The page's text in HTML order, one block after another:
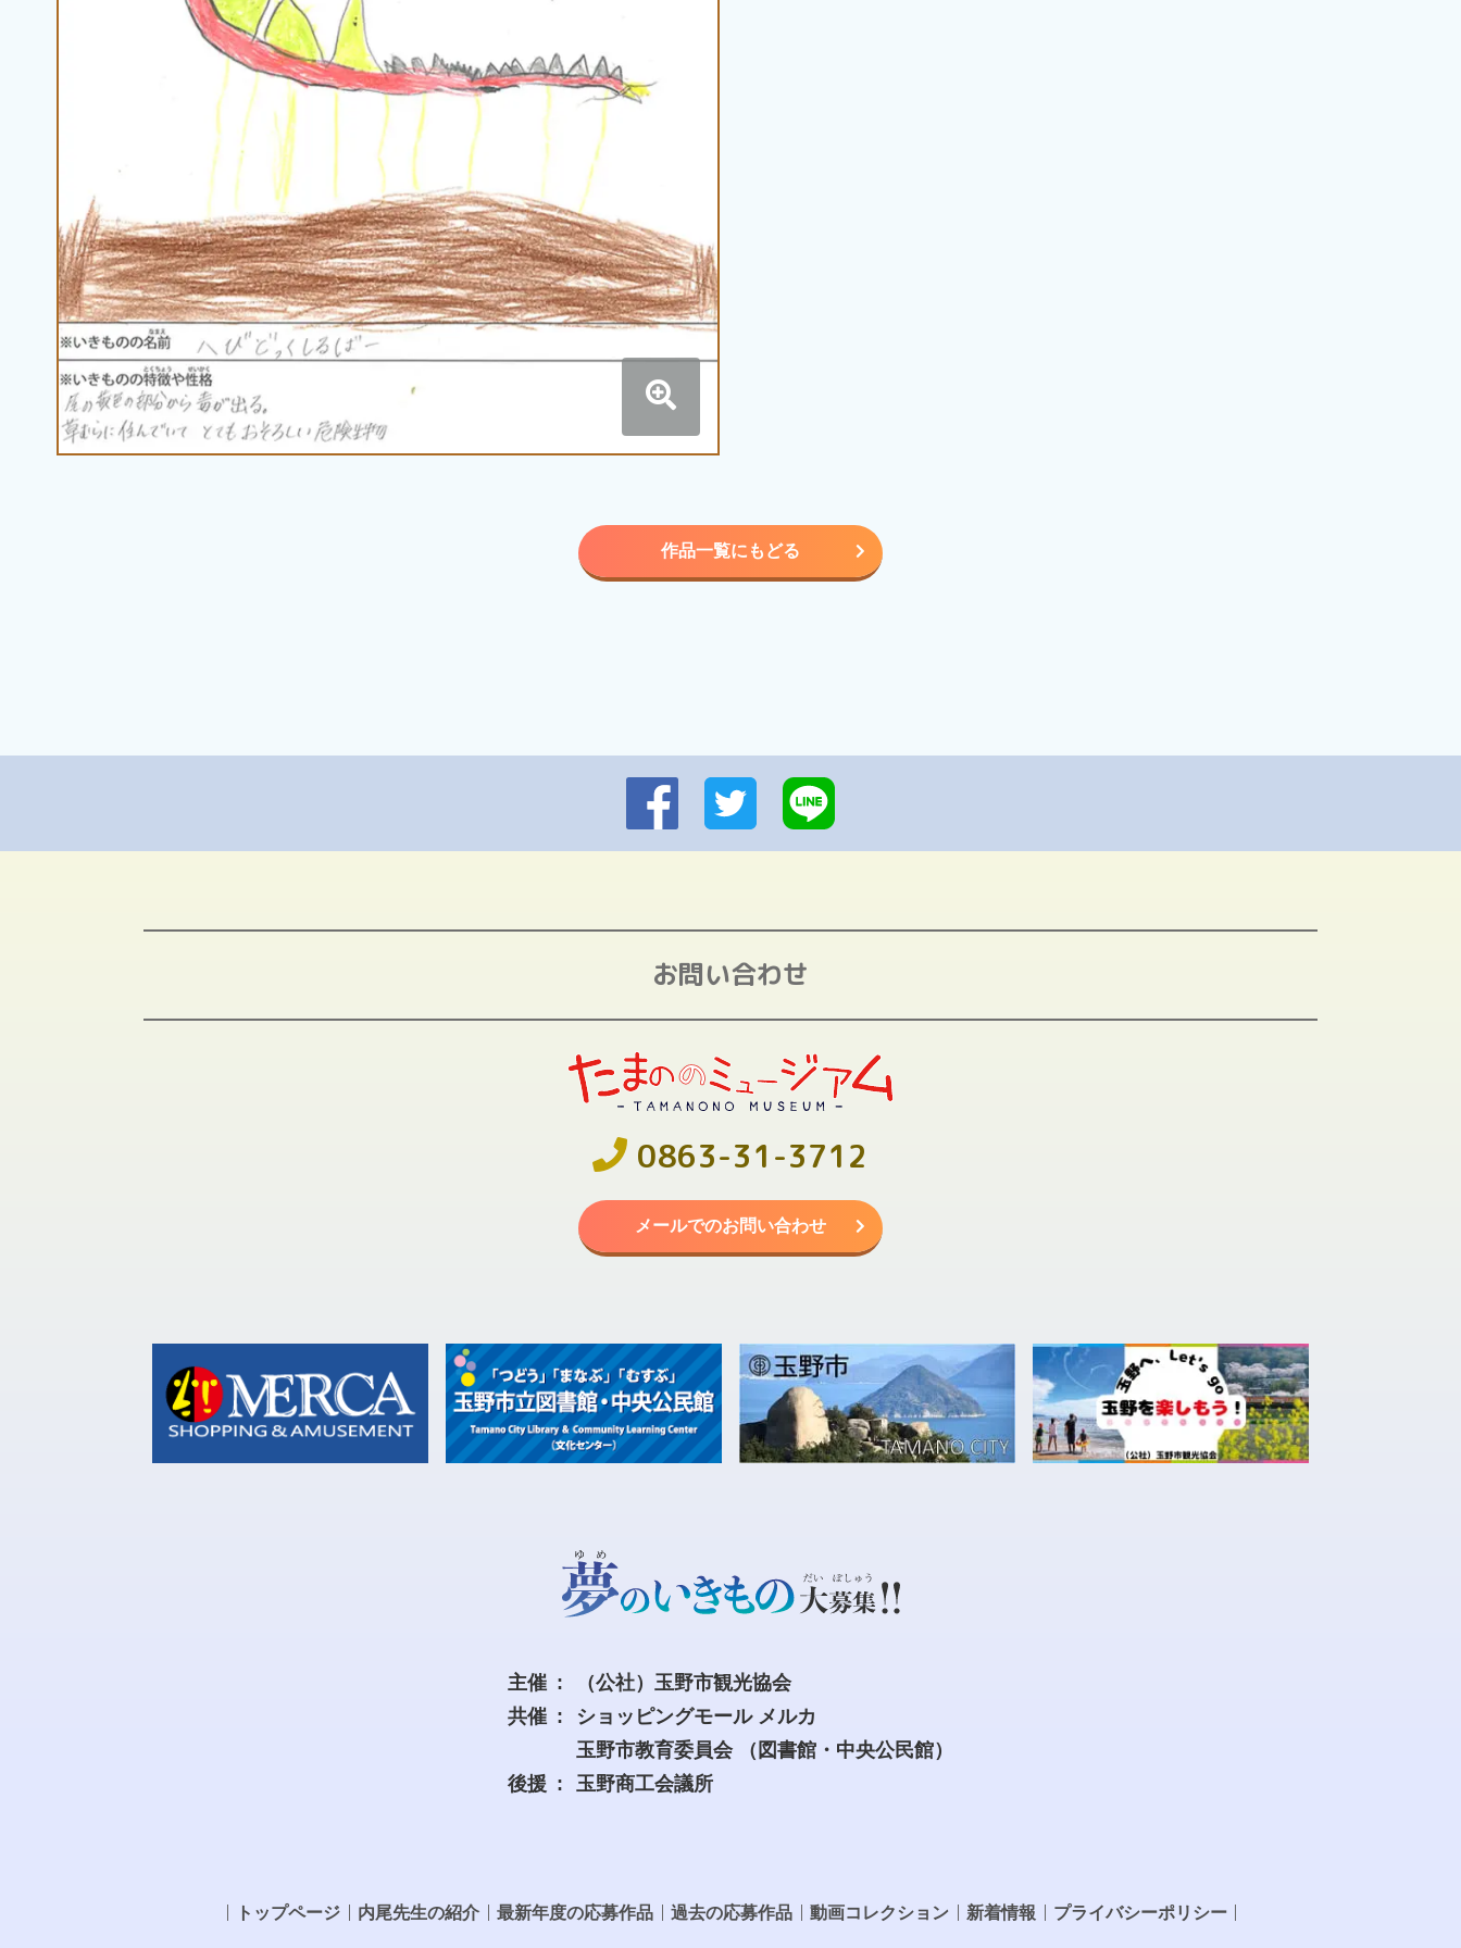
作品一覧にもどる
お問い合わせ
0863-31-3712
メールでのお問い合わせ
主催
（公社）玉野市観光協会
共催
ショッピングモール メルカ
玉野市教育委員会
（図書館・中央公民館）
後援
玉野商工会議所
トップページ 内尾先生の紹介 最新年度の応募作品 過去の応募作品 動画コレクション 新着情報 プライバシーポリシー